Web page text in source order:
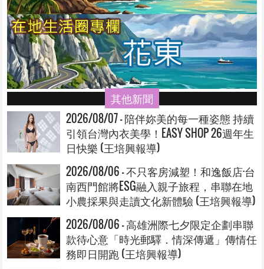
其他新聞
2026/08/07 - 陪伴妳美的每一種姿態 持續
引領台灣內衣美學！EASY SHOP 26週年生
日快樂 (王培興報導)
2026/08/06 - 不只客房減塑！和逸飯店·台
南西門館將ESG融入親子旅程，串聯在地
小農採果與走讀文化新體驗 (王培興報導)
2026/08/06 - 高雄洲際七夕限定企劃串聯
款待心意「時光郵驛．情深傳遞」傳情任
務即日開跑 (王培興報導)